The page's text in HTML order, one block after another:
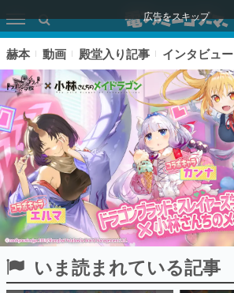
広告をスキップ
ピックアップ
赫本 動画 殿堂入り記事 インタビュー
いま読まれている記事